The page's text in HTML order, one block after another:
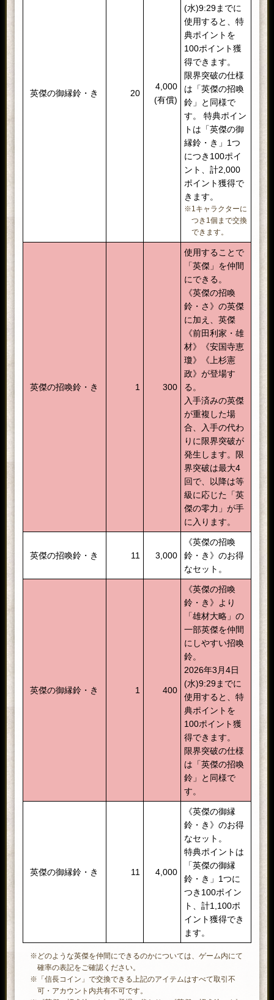
英傑の御縁鈴・き 20
4,000
(有償)
(水)9:29までに
使用すると、特
典ポイントを
100ポイント獲
得できます。
限界突破の仕様
は「英傑の招喚
鈴」と同様で
す。 特典ポイン
トは「英傑の御
縁鈴・き」1つ
につき100ポイ
ント、計2,000
ポイント獲得で
きます。
※1キャラクターに
つき1個まで交換
できます。
英傑の招喚鈴・き 1 300
使用することで
「英傑」を仲間
にできる。
《英傑の招喚
鈴・さ》の英傑
に加え、英傑
《前田利家・雄
材》《安国寺恵
瓊》《上杉憲
政》が登場す
る。
入手済みの英傑
が重複した場
合、入手の代わ
りに限界突破が
発生します。限
界突破は最大4
回で、以降は等
級に応じた「英
傑の零力」が手
に入ります。
英傑の招喚鈴・き 11 3,000
《英傑の招喚
鈴・き》のお得
なセット。
英傑の御縁鈴・き 1 400
《英傑の招喚
鈴・き》より
「雄材大略」の
一部英傑を仲間
にしやすい招喚
鈴。
2026年3月4日
(水)9:29までに
使用すると、特
典ポイントを
100ポイント獲
得できます。
限界突破の仕様
は「英傑の招喚
鈴」と同様で
す。
英傑の御縁鈴・き 11 4,000
《英傑の御縁
鈴・き》のお得
なセット。
特典ポイントは
「英傑の御縁
鈴・き」1つに
つき100ポイン
ト、計1,100ポ
イント獲得でき
ます。
※どのような英傑を仲間にできるのかについては、ゲーム内にて
確率の表記をご確認ください。
※「信長コイン」で交換できる上記のアイテムはすべて取引不
可・アカウント内共有不可です。